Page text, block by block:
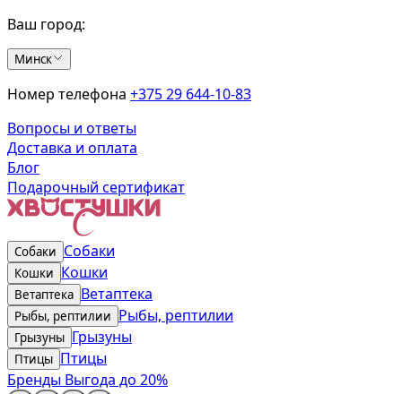
Ваш город:
Минск
Номер телефона +375 29 644-10-83
Вопросы и ответы
Доставка и оплата
Блог
Подарочный сертификат
Собаки Собаки
Кошки Кошки
Ветаптека Ветаптека
Рыбы, рептилии Рыбы, рептилии
Грызуны Грызуны
Птицы Птицы
Бренды Выгода до 20%